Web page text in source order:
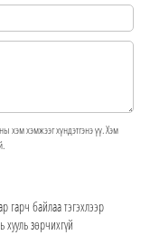
хэм хэмжээг хүндэтгэнэ үү. Хэм
гарч байлаа тэгэхлээр
зөрчихгүй